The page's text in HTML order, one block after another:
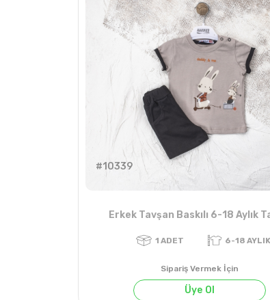
#10339
Erkek Tavşan Baskılı 6-18 Aylık
Sipariş Vermek İçin
Üye Ol